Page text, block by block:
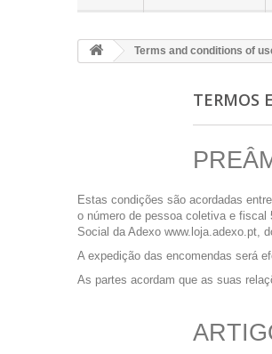
Terms and conditions of
TERMOS
Estas condições são acordadas
o número de pessoa coletiva e fiscal
Social da Adexo www.loja.adexo.pt,
A expedição das encomendas será
As partes acordam que as suas